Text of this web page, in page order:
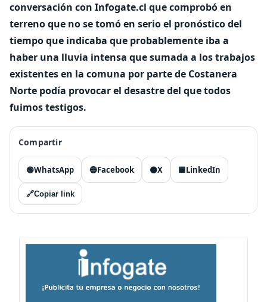
conversación con Infogate.cl que comprobó en
terreno que no se tomó en serio el pronóstico del
tiempo que indicaba que probablemente iba a
haber una lluvia intensa que sumada a los trabajos
existentes en la comuna por parte de Costanera
Norte podía provocar el desastre del que todos
fuimos testigos.
Compartir
🟢WhatsApp 🔵Facebook ⚫X 🟦LinkedIn
🔗Copiar link